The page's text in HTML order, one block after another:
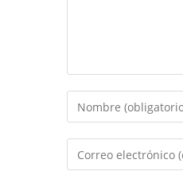
Introduce
tu
nombre
Introduce
tu